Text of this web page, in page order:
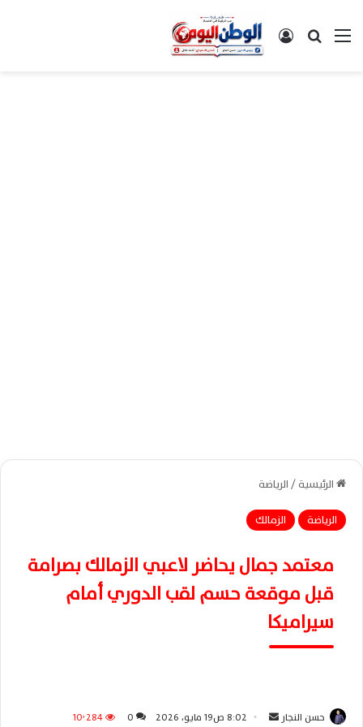
القائمةبحث عن تسجيل الدخول
الرئيسية/الرياضة
الرياضة
الزمالك
معتمد جمال يحاضر لاعبي الزمالك بصرامة
قبل موقعة حسم لقب الدوري أمام
سيراميكا
حسن النجار 8:02 ص19 مايو، 2026 0
10٬284